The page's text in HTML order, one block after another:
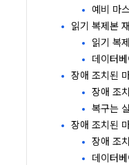
예비 마
읽기 복제본
읽기 복
데이터
장애 조치된
장애 조
복구는
장애 조치된
장애 조
데이터